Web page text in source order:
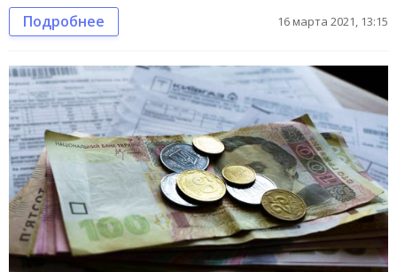
Подробнее 16 марта 2021, 13:15